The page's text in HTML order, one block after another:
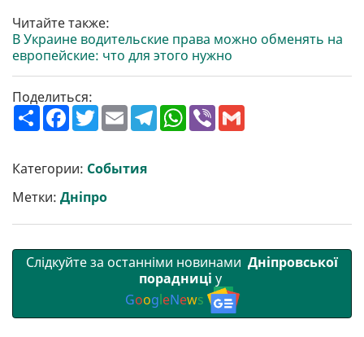
Читайте также:
В Украине водительские права можно обменять на
европейские: что для этого нужно
Поделиться:
П
о
р
и
т
и
F
a
b
o
o
k
T
w
t
e
r
E
m
l
T
e
W
h
V
Категории: События
Метки: Дніпро
Слідкуйте за останніми новинами Дніпровської
порадниці у
GoogleNews